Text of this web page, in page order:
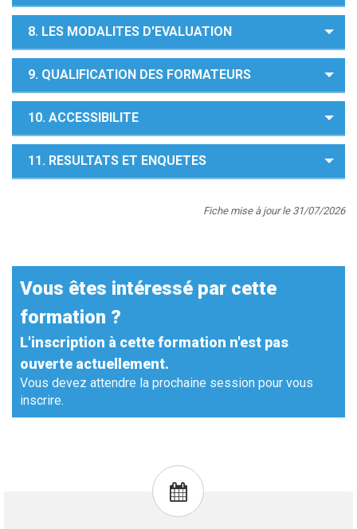
8. LES MODALITES D'EVALUATION
9. QUALIFICATION DES FORMATEURS
10. ACCESSIBILITE
11. RESULTATS ET ENQUETES
Fiche mise à jour le 31/07/2026
Vous êtes intéressé par cette
formation ?
L'inscription à cette formation n'est pas
ouverte actuellement.
Vous devez attendre la prochaine session pour vous
inscrire.